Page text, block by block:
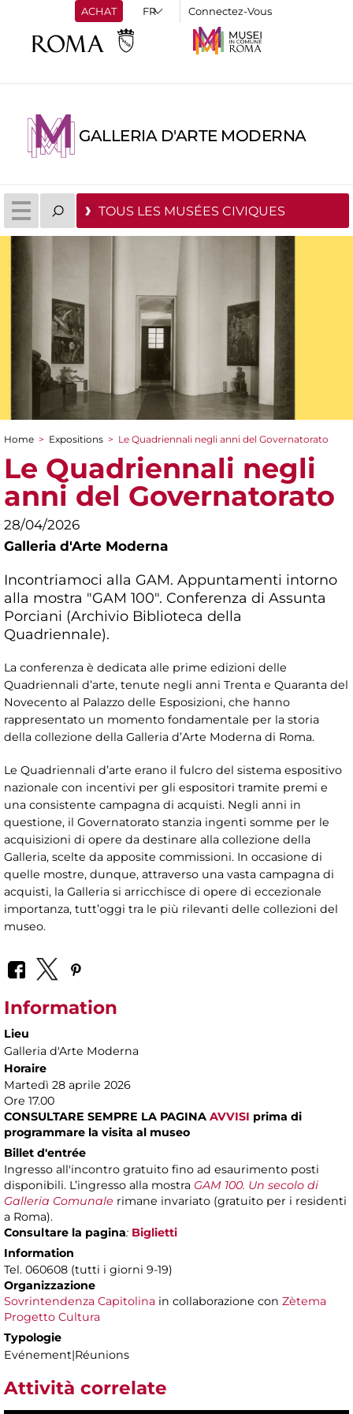
ACHAT Connectez-Vous
GALLERIA D'ARTE MODERNA
TOUS LES MUSÉES CIVIQUES
You are here
Home > Expositions > Le Quadriennali negli anni del Governatorato
Le Quadriennali negli
anni del Governatorato
28/04/2026
Galleria d'Arte Moderna
Incontriamoci alla GAM. Appuntamenti intorno
alla mostra "GAM 100". Conferenza di Assunta
Porciani (Archivio Biblioteca della
Quadriennale).
La conferenza è dedicata alle prime edizioni delle
Quadriennali d’arte, tenute negli anni Trenta e Quaranta del
Novecento al Palazzo delle Esposizioni, che hanno
rappresentato un momento fondamentale per la storia
della collezione della Galleria d’Arte Moderna di Roma.
Le Quadriennali d’arte erano il fulcro del sistema espositivo
nazionale con incentivi per gli espositori tramite premi e
una consistente campagna di acquisti. Negli anni in
questione, il Governatorato stanzia ingenti somme per le
acquisizioni di opere da destinare alla collezione della
Galleria, scelte da apposite commissioni. In occasione di
quelle mostre, dunque, attraverso una vasta campagna di
acquisti, la Galleria si arricchisce di opere di eccezionale
importanza, tutt’oggi tra le più rilevanti delle collezioni del
museo.
Information
Lieu
Galleria d'Arte Moderna
Horaire
Martedì 28 aprile 2026
Ore 17.00
CONSULTARE SEMPRE LA PAGINA AVVISI prima di
programmare la visita al museo
Billet d'entrée
Ingresso all'incontro gratuito fino ad esaurimento posti
disponibili. L’ingresso alla mostra GAM 100. Un secolo di
Galleria Comunale rimane invariato (gratuito per i residenti
a Roma).
Consultare la pagina: Biglietti
Information
Tel. 060608 (tutti i giorni 9-19)
Organizzazione
Sovrintendenza Capitolina in collaborazione con Zètema
Progetto Cultura
Typologie
Evénement|Réunions
Attività correlate